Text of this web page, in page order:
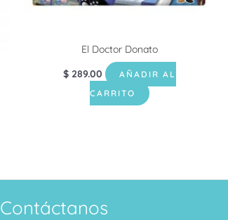
El Doctor Donato
$ 289.00
AÑADIR AL
CARRITO
Contáctanos